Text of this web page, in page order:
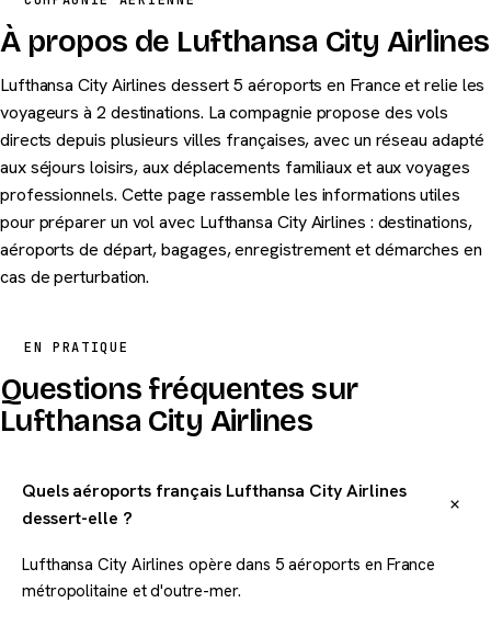
À propos de Lufthansa City Airlines
Lufthansa City Airlines dessert 5 aéroports en France et relie les
voyageurs à 2 destinations. La compagnie propose des vols
directs depuis plusieurs villes françaises, avec un réseau adapté
aux séjours loisirs, aux déplacements familiaux et aux voyages
professionnels. Cette page rassemble les informations utiles
pour préparer un vol avec Lufthansa City Airlines : destinations,
aéroports de départ, bagages, enregistrement et démarches en
cas de perturbation.
EN PRATIQUE
Questions fréquentes sur
Lufthansa City Airlines
Quels aéroports français Lufthansa City Airlines
dessert-elle ?
Lufthansa City Airlines opère dans 5 aéroports en France
métropolitaine et d'outre-mer.